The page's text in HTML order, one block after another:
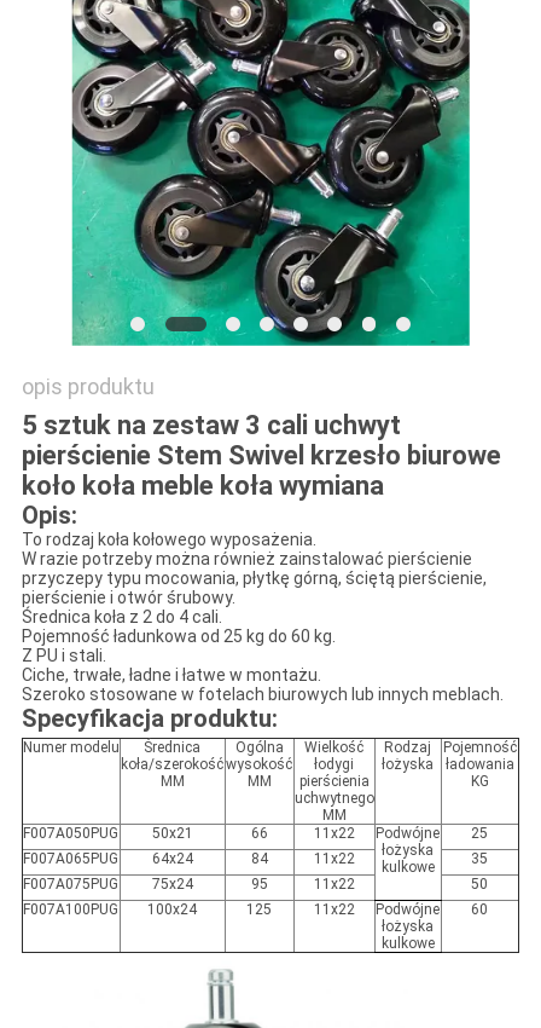
PRIVACY
POLICY
opis produktu
5 sztuk na zestaw 3 cali uchwyt
pierścienie Stem Swivel krzesło biurowe
koło koła meble koła wymiana
Opis:
To rodzaj koła kołowego wyposażenia.
W razie potrzeby można również zainstalować pierścienie
przyczepy typu mocowania, płytkę górną, ściętą pierścienie,
pierścienie i otwór śrubowy.
Średnica koła z 2 do 4 cali.
Pojemność ładunkowa od 25 kg do 60 kg.
Z PU i stali.
Ciche, trwałe, ładne i łatwe w montażu.
Szeroko stosowane w fotelach biurowych lub innych meblach.
Specyfikacja produktu:
Numer modelu
Średnica
koła/szerokość
MM
Ogólna
wysokość
MM
Wielkość
łodygi
pierścienia
uchwytnego
MM
Rodzaj
łożyska
Pojemność
ładowania
KG
F007A050PUG 50x21 66 11x22
Podwójne
łożyska
kulkowe
25
F007A065PUG
64x24 84 11x22
35
F007A075PUG
75x24 95 11x22
50
F007A100PUG
100x24 125 11x22
Podwójne
łożyska
kulkowe
60